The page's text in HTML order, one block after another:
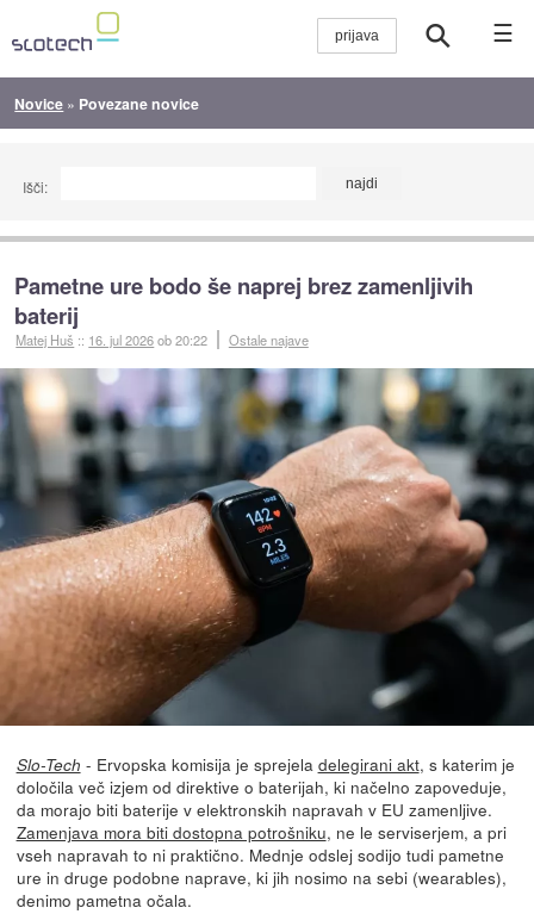
☰
Novice » Povezane novice
Išči:
Pametne ure bodo še naprej brez zamenljivih
baterij
Matej Huš :: 16. jul 2026ob 20:22 Ostale najave
Slo-Tech - Ervopska komisija je sprejela delegirani akt, s katerim je
določila več izjem od direktive o baterijah, ki načelno zapoveduje,
da morajo biti baterije v elektronskih napravah v EU zamenljive.
Zamenjava mora biti dostopna potrošniku, ne le serviserjem, a pri
vseh napravah to ni praktično. Mednje odslej sodijo tudi pametne
ure in druge podobne naprave, ki jih nosimo na sebi (wearables),
denimo pametna očala.